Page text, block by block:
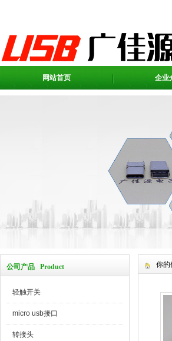
网站首页 企业
公司产品 Product
轻触开关
micro usb接口
转接头
你的